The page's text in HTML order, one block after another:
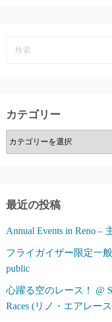
カテゴリー
カ
テ
ー
最近の投稿
Annual Events in Reno –
フライガイザー限定一般
public
心躍る空のレース！ @
Races (リノ・エアレー